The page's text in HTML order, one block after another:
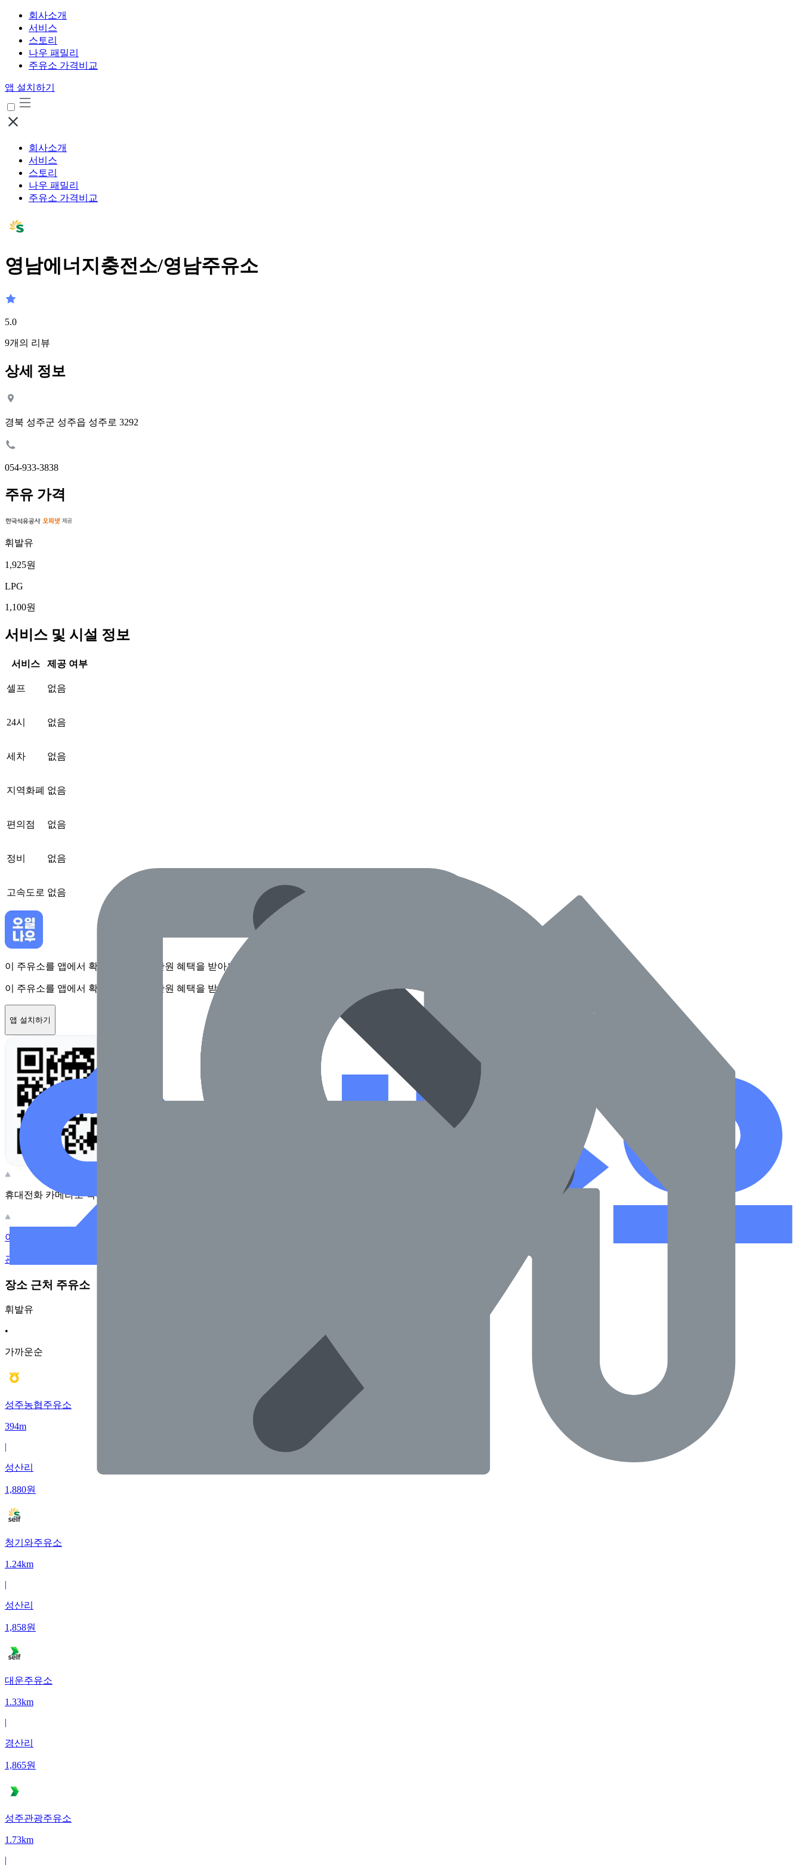
회사소개
서비스
스토리
나우 패밀리
주유소 가격비교
앱 설치하기
회사소개
서비스
스토리
나우 패밀리
주유소 가격비교
영남에너지충전소/영남주유소
5.0
9개의 리뷰
상세 정보
경북 성주군 성주읍 성주로 3292
054-933-3838
주유 가격
휘발유
1,925원
LPG
1,100원
서비스 및 시설 정보
서비스 제공 여부
셀프 없음
24시 없음
세차 없음
지역화폐 없음
편의점 없음
정비 없음
고속도로 없음
이 주유소를 앱에서 확인하고 최대 1만원 혜택을 받아보세요
이 주유소를 앱에서 확인하고 최대 1만원 혜택을 받아보세요
앱 설치하기
휴대전화 카메라로 찍어보세요
이 주유소의 사장님이신가요?
관리하기
장소 근처 주유소
휘발유
•
가까운순
성주농협주유소
394m
|
성산리
1,880원
청기와주유소
1.24km
|
성산리
1,858원
대운주유소
1.33km
|
경산리
1,865원
성주관광주유소
1.73km
|